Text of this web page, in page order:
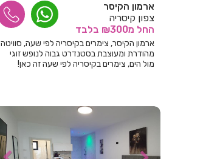
ארמון הקיסר
צפון קיסריה
החל מ₪300 בלבד
ארמון הקיסר, צימרים בקיסריה לפי שעה, סוויטה
מהודרת ומעוצבת בסטנדרט גבוה לנופש זוגי
מול הים, צימרים בקיסריה לפי שעה זה כאן!